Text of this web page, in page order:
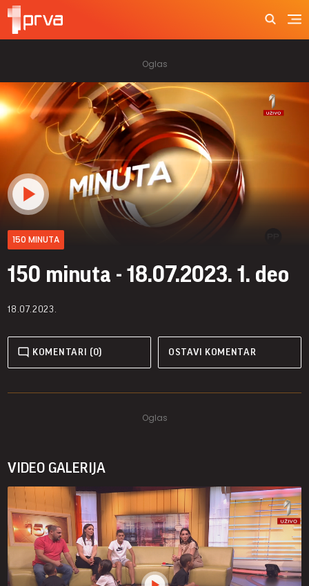
150 MINUTA
150 minuta - 18.07.2023. 1. deo
18.07.2023.
KOMENTARI (0) OSTAVI KOMENTAR
VIDEO GALERIJA